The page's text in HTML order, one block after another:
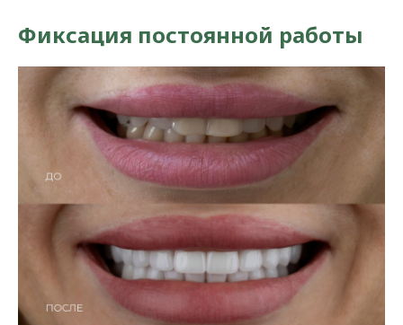
Фиксация постоянной работы